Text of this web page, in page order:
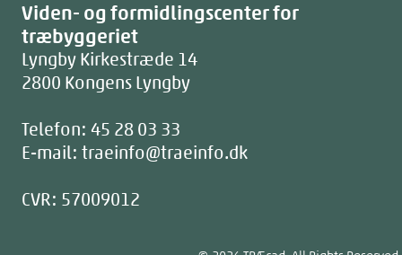
Viden- og formidlingscenter for
træbyggeriet
Lyngby Kirkestræde 14
2800 Kongens Lyngby
Telefon: 45 28 03 33
E-mail: traeinfo@traeinfo.dk
CVR: 57009012